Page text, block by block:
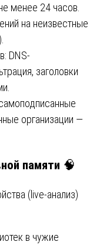
менее 24 часов.
на неизвестные
DNS-
заголовки
организации —
памяти 🧠
(live-анализ)
в чужие